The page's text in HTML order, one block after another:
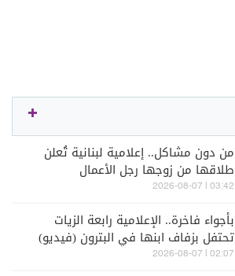
من دون مشاكل.. إعلامية لبنانية تُعلن
طلاقها من زوجها رجل الأعمال
03:42 | 2026-08-07
بأجواء فاخرة.. الإعلامية رابعة الزيات
تحتفل بزفاف ابنها في البترون (فيديو)
02:07 | 2026-08-07